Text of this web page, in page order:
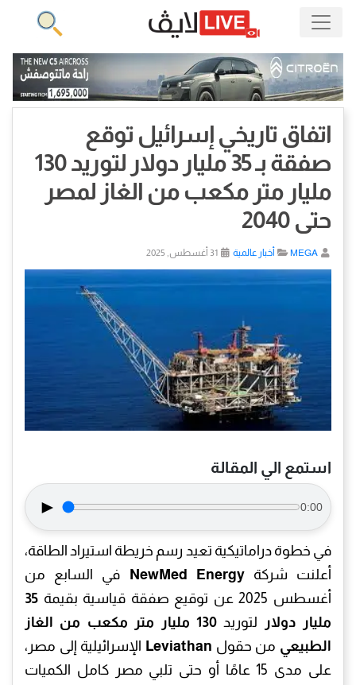
اتفاق تاريخي إسرائيل توقع
صفقة بـ 35 مليار دولار لتوريد 130
مليار متر مكعب من الغاز لمصر
حتى 2040
MEGA أخبار عالمية
استمع الي المقالة
► 0:00
في خطوة دراماتيكية تعيد رسم خريطة استيراد الطاقة،
أعلنت شركةNewMed Energy
في السابع من
أغسطس 2025 عن توقيع صفقة قياسية بقيمة
35
مليار دولار
لتوريد
130 مليار متر مكعب من الغاز
الطبيعي من حقول Leviathan الإسرائيلية إلى مصر،
على مدى 15 عامًا أو حتى تلبي مصر كامل الكميات